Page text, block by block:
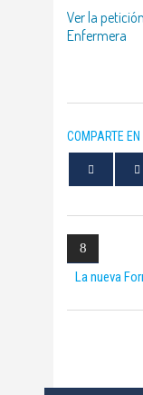
Ver la
Enfermera
COMPARTE
La nueva